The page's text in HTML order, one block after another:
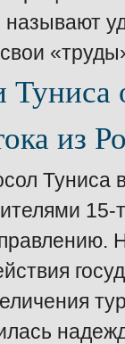
называют
из
Туниса